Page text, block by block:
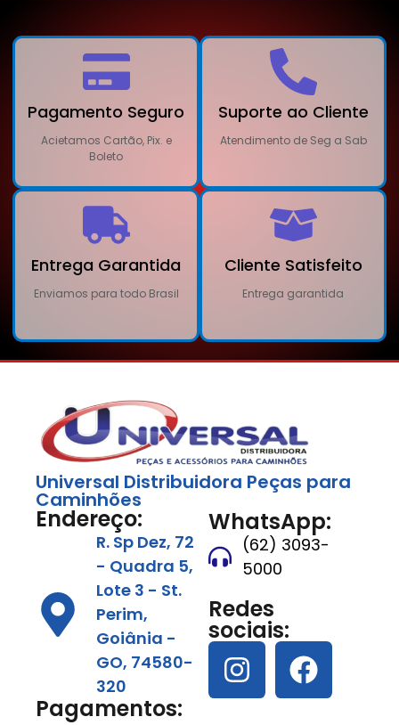
Pagamento Seguro
Acietamos Cartão, Pix. e
Boleto
Suporte ao Cliente
Atendimento de Seg a Sab
Entrega Garantida
Enviamos para todo Brasil
Cliente Satisfeito
Entrega garantida
Universal Distribuidora Peças para
Caminhões
Endereço:
R. Sp Dez, 72
- Quadra 5,
Lote 3 - St.
Perim,
Goiânia -
GO, 74580-
320
Pagamentos:
WhatsApp:
(62) 3093-
5000
Redes
sociais: